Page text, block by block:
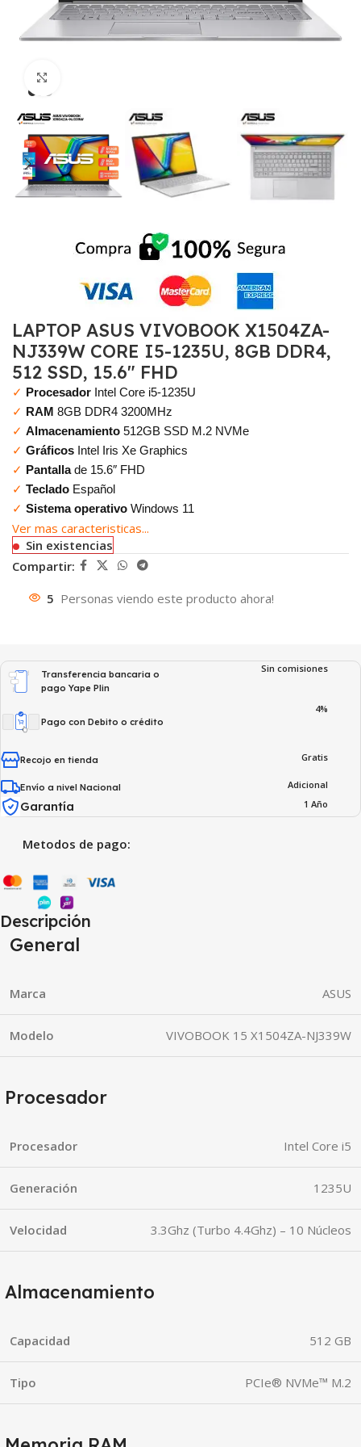
LAPTOP ASUS VIVOBOOK X1504ZA-
NJ339W CORE I5-1235U, 8GB DDR4,
512 SSD, 15.6″ FHD
✓ Procesador Intel Core i5-1235U
✓ RAM 8GB DDR4 3200MHz
✓ Almacenamiento 512GB SSD M.2 NVMe
✓ Gráficos Intel Iris Xe Graphics
✓ Pantallade 15.6″ FHD
✓ Teclado Español
✓ Sistema operativo Windows 11
Ver mas caracteristicas...
Sin existencias
Compartir:
5 Personas viendo este producto ahora!
Transferencia bancaria o
pago Yape Plin
Sin comisiones
Pago con Debito o crédito
4%
Recojo en tienda Gratis
Envío a nivel Nacional Adicional
Garantía 1 Año
Metodos de pago:
Descripción
General
Marca ASUS
Modelo VIVOBOOK 15 X1504ZA-NJ339W
Procesador
Procesador Intel Core i5
Generación 1235U
Velocidad 3.3Ghz (Turbo 4.4Ghz) – 10 Núcleos
Almacenamiento
Capacidad 512 GB
Tipo PCIe® NVMe™ M.2